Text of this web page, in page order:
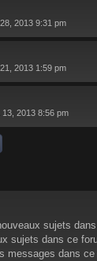
2013 9:31 pm
2013 1:59 pm
13, 2013 8:56 pm
sujets
sujets dans ce
messages dans ce